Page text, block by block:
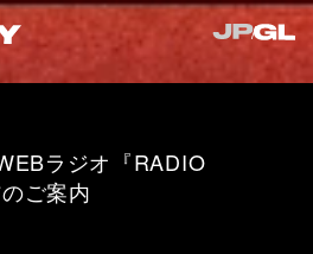
ラジオ『RADIO
ご案内